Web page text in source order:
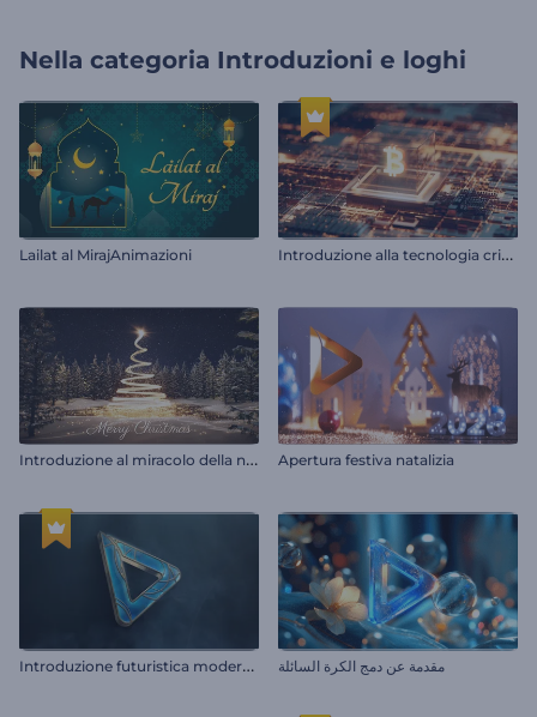
Nella categoria Introduzioni e loghi
Lailat al MirajAnimazioni I
ntroduzione alla tecnologia crittografica
I
ntroduzione al miracolo della notte di Natale Apertura festiva natalizia
I
ntroduzione futuristica moderna مقدمة عن دمج الكرة السائلة